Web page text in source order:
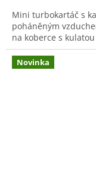
z
5
hvězdiček.
Mini turbokartáč s
poháněným
na koberce s
Novinka